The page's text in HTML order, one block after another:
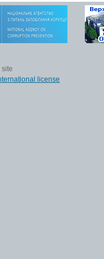
license